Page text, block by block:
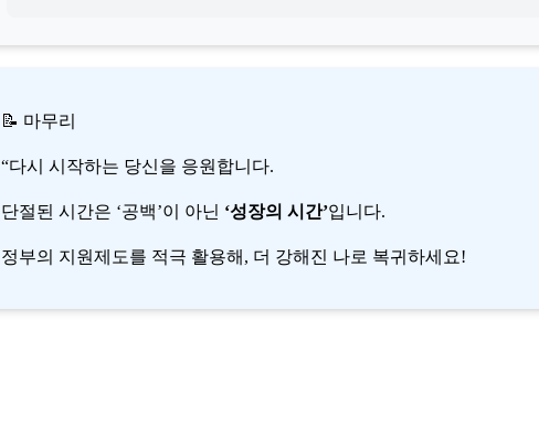
📝 마무리
“다시 시작하는 당신을 응원합니다.
단절된 시간은 ‘공백’이 아닌 ‘성장의 시간’입니다.
정부의 지원제도를 적극 활용해, 더 강해진 나로 복귀하세요!